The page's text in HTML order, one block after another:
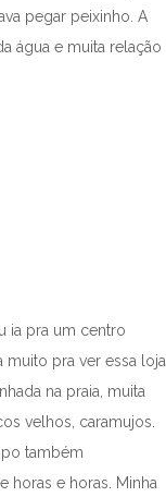
pegar peixinho. A
água e muita relação
ia pra um centro
muito pra ver essa loja
na praia, muita
velhos, caramujos.
também
horas e horas. Minha